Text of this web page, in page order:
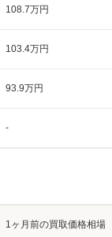
108.7万円
103.4万円
93.9万円
-
1ヶ月前の買取価格相場